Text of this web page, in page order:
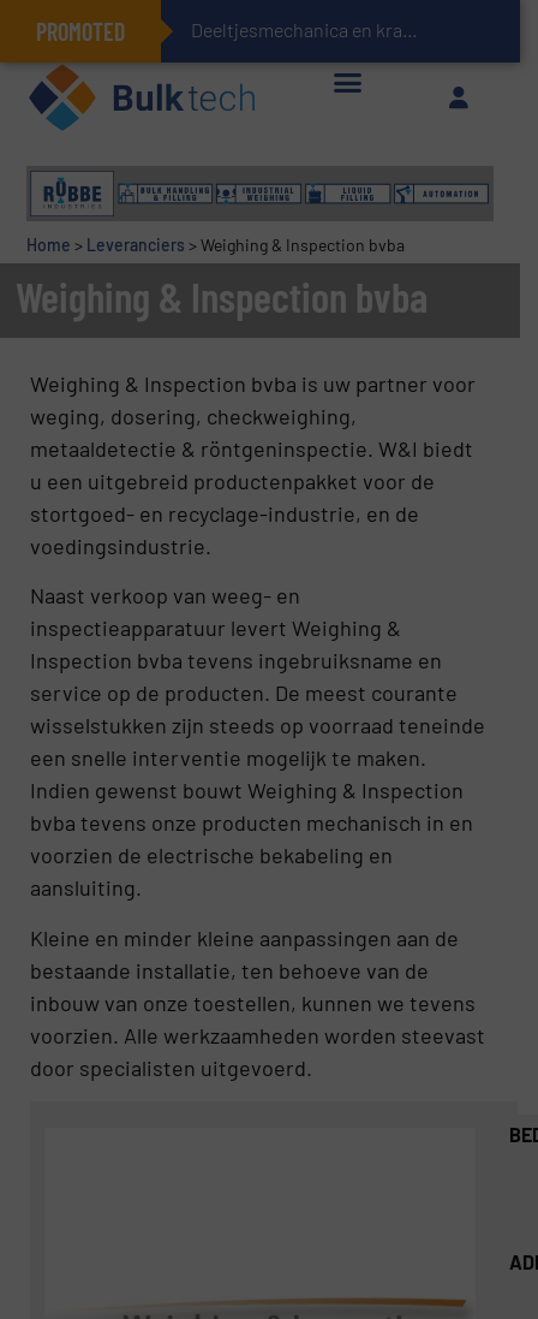
PROMOTED Deeltjesmechanica en krachtnetwerken in stortg
Geïntegreerde doserings- en weegsystemen: Efficiëntie, kwaliteit en duurzaamheid in één oogopslag
Home > Leveranciers >Weighing & Inspection bvba
Weighing & Inspection bvba
Weighing & Inspection bvba is uw partner voor
weging, dosering, checkweighing,
metaaldetectie & röntgeninspectie. W&I biedt
u een uitgebreid productenpakket voor de
stortgoed- en recyclage-industrie, en de
voedingsindustrie.
Naast verkoop van weeg- en
inspectieapparatuur levert Weighing &
Inspection bvba tevens ingebruiksname en
service op de producten. De meest courante
wisselstukken zijn steeds op voorraad teneinde
een snelle interventie mogelijk te maken.
Indien gewenst bouwt Weighing & Inspection
bvba tevens onze producten mechanisch in en
voorzien de electrische bekabeling en
aansluiting.
Kleine en minder kleine aanpassingen aan de
bestaande installatie, ten behoeve van de
inbouw van onze toestellen, kunnen we tevens
voorzien. Alle werkzaamheden worden steevast
door specialisten uitgevoerd.